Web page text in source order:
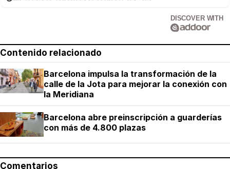
DISCOVER WITH
Contenido relacionado
Barcelona impulsa la transformación de la
calle de la Jota para mejorar la conexión con
la Meridiana
Barcelona abre preinscripción a guarderías
con más de 4.800 plazas
Comentarios